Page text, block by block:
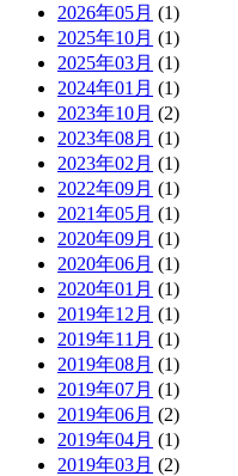
2026年05月 (1)
2025年10月 (1)
2025年03月 (1)
2024年01月 (1)
2023年10月 (2)
2023年08月 (1)
2023年02月 (1)
2022年09月 (1)
2021年05月 (1)
2020年09月 (1)
2020年06月 (1)
2020年01月 (1)
2019年12月 (1)
2019年11月 (1)
2019年08月 (1)
2019年07月 (1)
2019年06月 (2)
2019年04月 (1)
2019年03月 (2)